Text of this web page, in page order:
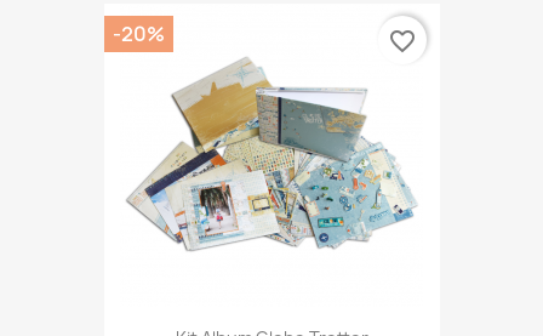
-20% favorite_border